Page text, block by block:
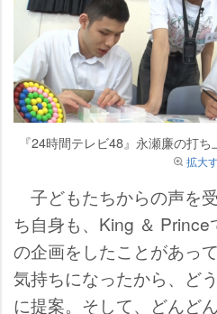
『24時間テレビ48』永瀬廉の打
拡大
子どもたちからの声を
ち自身も、King ＆
の企画をしたことがあっ
気持ちになったから、ど
に提案。そして、どんど